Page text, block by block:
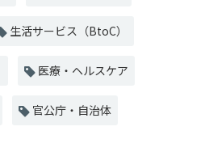
生活サービス（BtoC）
医療・ヘルスケア
官公庁・自治体